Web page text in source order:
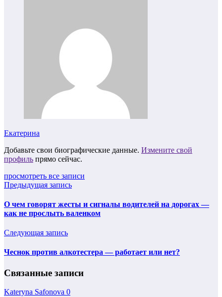
Екатерина
Добавьте свои биографические данные. Измените свой
профиль прямо сейчас.
просмотреть все записи
Предыдущая запись
О чем говорят жесты и сигналы водителей на дорогах —
как не прослыть валенком
Следующая запись
Чеснок против алкотестера — работает или нет?
Связанные записи
Kateryna Safonova 0